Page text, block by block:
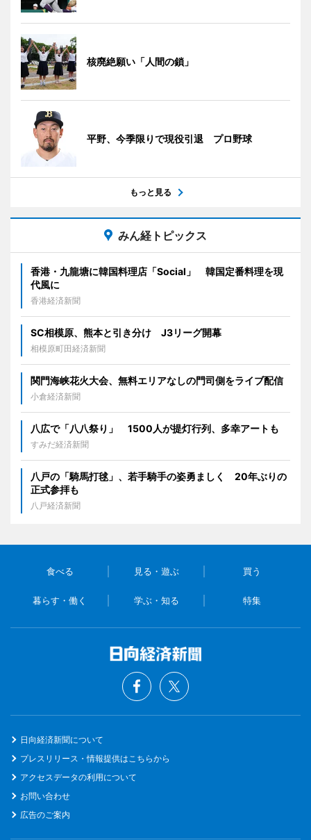
核廃絶願い「人間の鎖」
平野、今季限りで現役引退 プロ野球
もっと見る
みん経トピックス
香港・九龍塘に韓国料理店「Social」 韓国定番料理を現
代風に
香港経済新聞
SC相模原、熊本と引き分け J3リーグ開幕
相模原町田経済新聞
関門海峡花火大会、無料エリアなしの門司側をライブ配信
小倉経済新聞
八広で「八八祭り」 1500人が提灯行列、多幸アートも
すみだ経済新聞
八戸の「騎馬打毬」、若手騎手の姿勇ましく 20年ぶりの
正式参拝も
八戸経済新聞
食べる 見る・遊ぶ 買う
暮らす・働く 学ぶ・知る 特集
日向経済新聞について
プレスリリース・情報提供はこちらから
アクセスデータの利用について
お問い合わせ
広告のご案内